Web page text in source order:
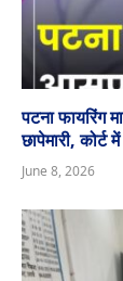
पटना फायरिंग
छापेमारी, कोर्ट
June 8, 2026